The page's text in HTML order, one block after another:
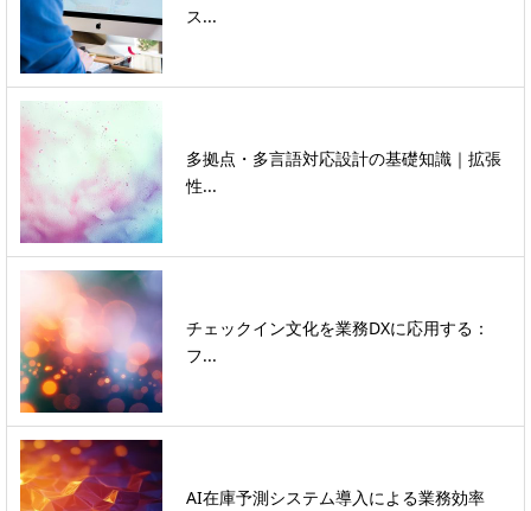
ス...
多拠点・多言語対応設計の基礎知識｜拡張
性...
チェックイン文化を業務DXに応用する：
フ...
AI在庫予測システム導入による業務効率